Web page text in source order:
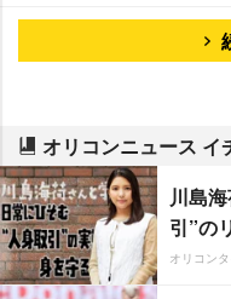
オリコンニュース イ
川島
引”の
オリコン